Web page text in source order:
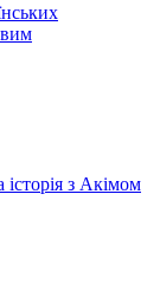
з Акімом